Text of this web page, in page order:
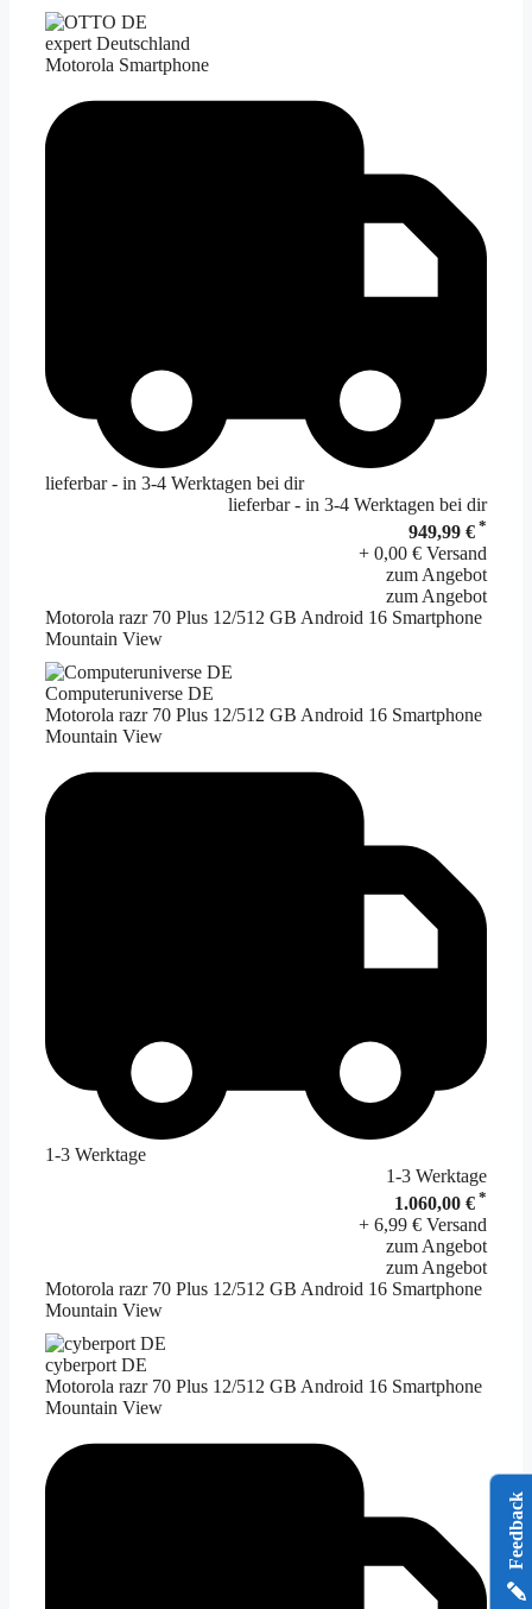
expert Deutschland
Motorola Smartphone
lieferbar - in 3-4 Werktagen bei dir
lieferbar - in 3-4 Werktagen bei dir
949,99 € *
+ 0,00 € Versand
zum Angebot
zum Angebot
Motorola razr 70 Plus 12/512 GB Android 16 Smartphone
Mountain View
Computeruniverse DE
Motorola razr 70 Plus 12/512 GB Android 16 Smartphone
Mountain View
1-3 Werktage
1-3 Werktage
1.060,00 € *
+ 6,99 € Versand
zum Angebot
zum Angebot
Motorola razr 70 Plus 12/512 GB Android 16 Smartphone
Mountain View
cyberport DE
Motorola razr 70 Plus 12/512 GB Android 16 Smartphone
Mountain View
Feedback